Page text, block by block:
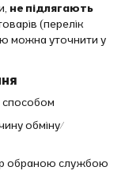
не підлягають
(перелік
можна уточнити у
способом
обміну/
обраною службою